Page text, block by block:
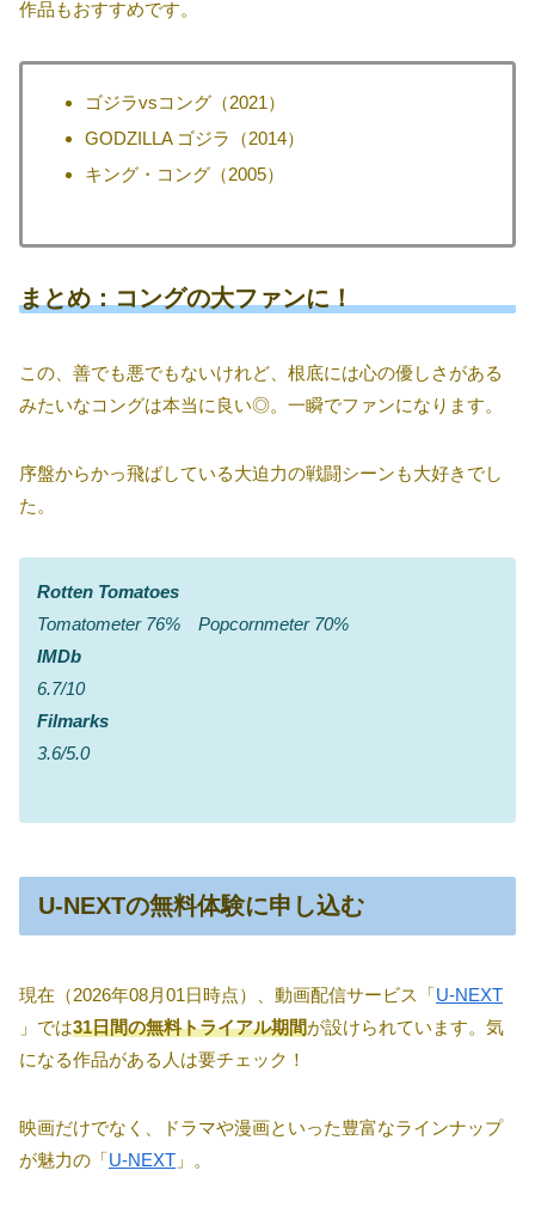
作品もおすすめです。
ゴジラvsコング（2021）
GODZILLA ゴジラ（2014）
キング・コング（2005）
まとめ：コングの大ファンに！
この、善でも悪でもないけれど、根底には心の優しさがある
みたいなコングは本当に良い◎。一瞬でファンになります。
序盤からかっ飛ばしている大迫力の戦闘シーンも大好きでし
た。
Rotten Tomatoes
Tomatometer 76% Popcornmeter 70%
IMDb
6.7/10
Filmarks
3.6/5.0
U-NEXTの無料体験に申し込む
現在（2026年08月01日時点）、動画配信サービス「U-NEXT
」では31日間の無料トライアル期間が設けられています。気
になる作品がある人は要チェック！
映画だけでなく、ドラマや漫画といった豊富なラインナップ
が魅力の「U-NEXT 」。